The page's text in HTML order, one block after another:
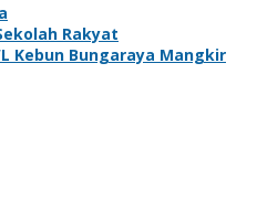
Rakyat
Kebun Bungaraya Mangkir